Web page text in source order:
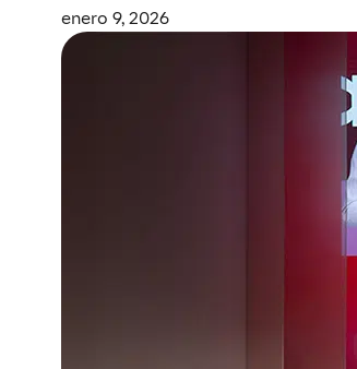
enero 9, 2026